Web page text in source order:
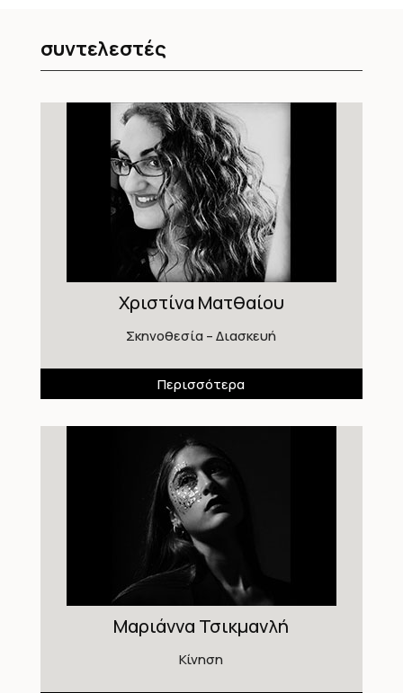
συντελεστές
Χριστίνα Ματθαίου
Σκηνοθεσία – Διασκευή
Περισσότερα
Μαριάννα Τσικμανλή
Κίνηση